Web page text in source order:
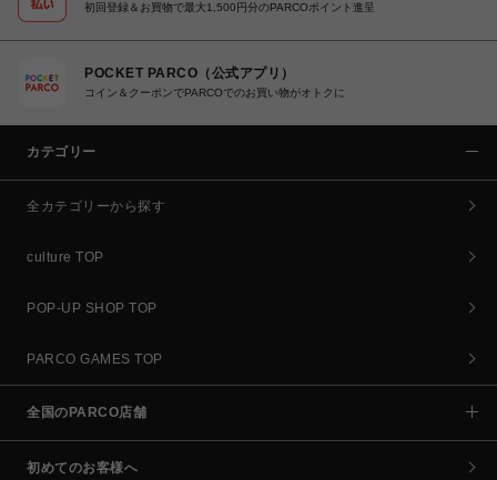
初回登録＆お買物で最大1,500円分のPARCOポイント進呈
POCKET PARCO（公式アプリ）
コイン＆クーポンでPARCOでのお買い物がオトクに
カテゴリー
全カテゴリーから探す
culture TOP
POP-UP SHOP TOP
PARCO GAMES TOP
全国のPARCO店舗
初めてのお客様へ